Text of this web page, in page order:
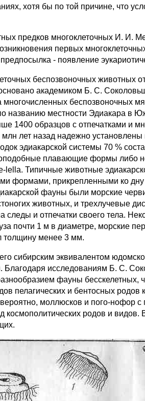
хотя бы по той причине, что
предков многоклеточных И. И.
первых
- появление
беспозвоночных животных
академиком Б. С.
беспозвоночных
названию местности Эдиакара в
1400 образцов с отпечатками и
лет назад надежно
эдиакарской системы 70 %
плавающие формы либо
Типичные животные
формами, прикрепленными ко
фауны были морские
животных, и трехлучевые
следы и отпечатки своего тела.
почти 1 м в диаметре, морские
толщину менее 3 мм.
сибирским эквивалентом
исследованиям Б. С.
фауны
пелагических и бентосных
моллюсков и пого-нофор
космополитических родов и